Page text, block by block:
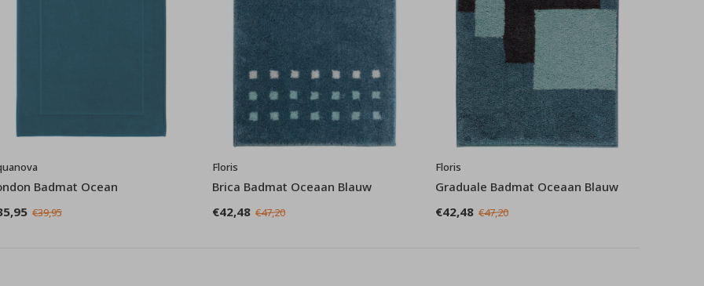
Badmat Ocean
€39,95
Floris
Brica Badmat Oceaan Blauw
€42,48 €47,20
Floris
Graduale Badmat Oceaan Blauw
€42,48 €47,20